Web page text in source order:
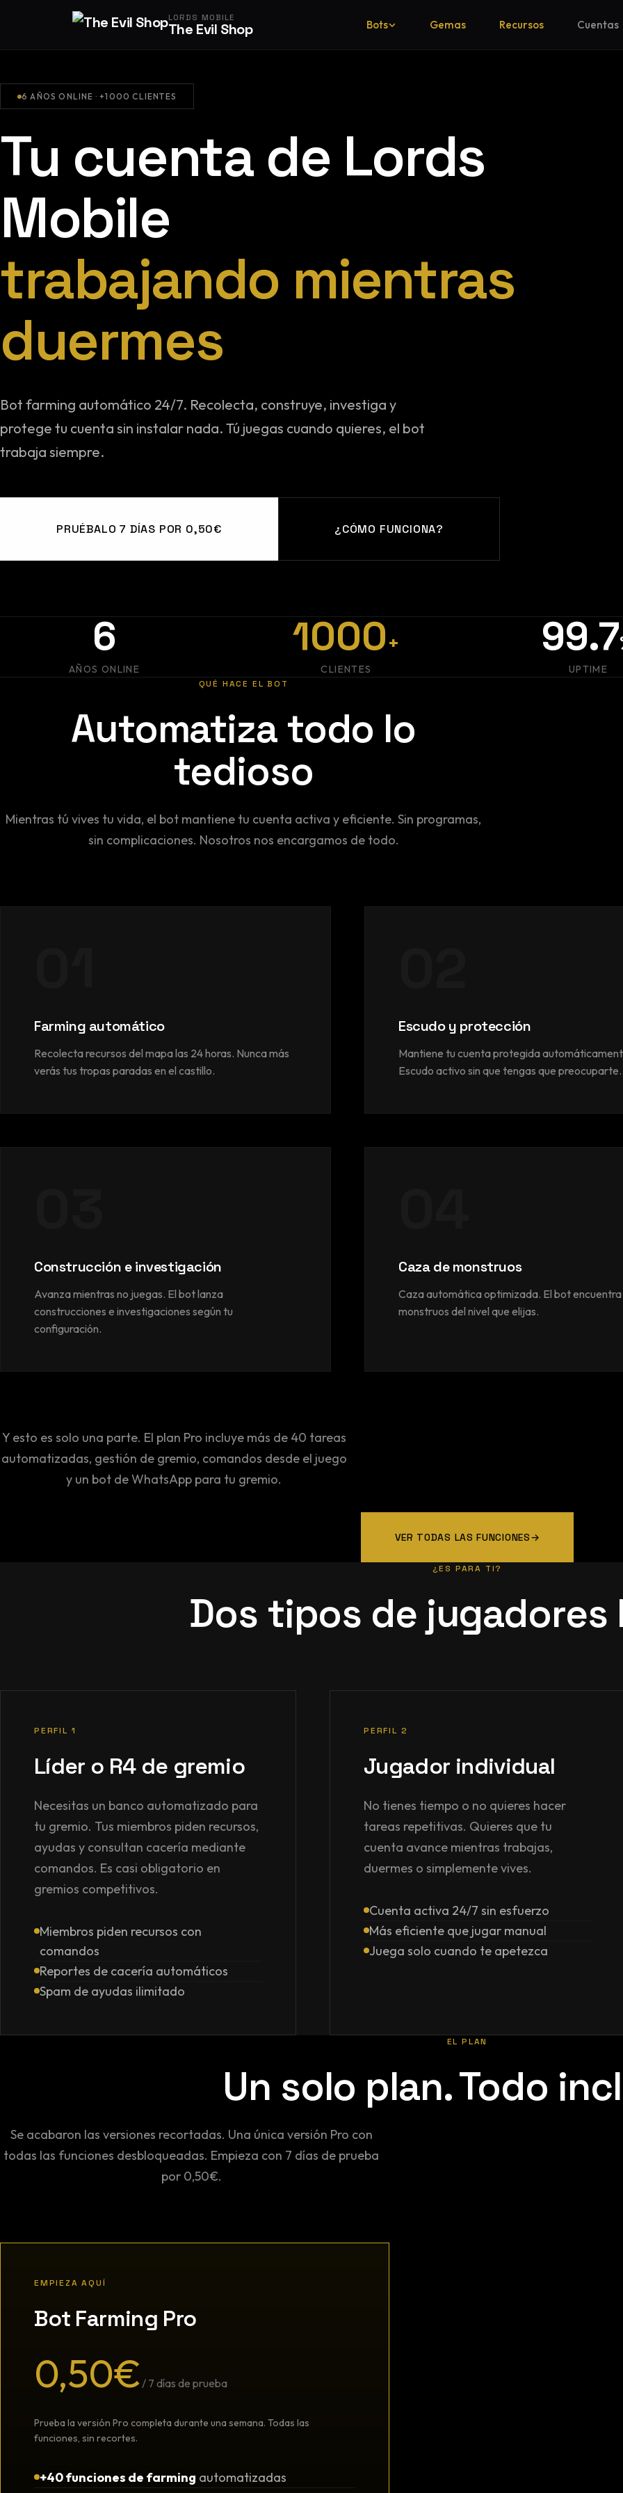
LORDS MOBILE
The Evil Shop Bots Gemas Recursos Cuentas
6 AÑOS ONLINE · +1000 CLIENTES
Tu cuenta de Lords
Mobile
trabajando mientras
duermes
Bot farming automático 24/7. Recolecta, construye, investiga y
protege tu cuenta sin instalar nada. Tú juegas cuando quieres, el bot
trabaja siempre.
PRUÉBALO 7 DÍAS POR 0,50€ ¿CÓMO FUNCIONA?
6
AÑOS ONLINE
1000+
CLIENTES
99.7
UPTIME
QUÉ HACE EL BOT
Automatiza todo lo
tedioso
Mientras tú vives tu vida, el bot mantiene tu cuenta activa y eficiente. Sin programas,
sin complicaciones. Nosotros nos encargamos de todo.
Farming automático
Recolecta recursos del mapa las 24 horas. Nunca más
verás tus tropas paradas en el castillo.
Escudo y protección
Mantiene tu cuenta protegida
Escudo activo sin que tengas que preocuparte.
Construcción e investigación
Avanza mientras no juegas. El bot lanza
construcciones e investigaciones según tu
configuración.
Caza de monstruos
Caza automática optimizada. El bot
monstruos del nivel que elijas.
Y esto es solo una parte. El plan Pro incluye más de 40 tareas
automatizadas, gestión de gremio, comandos desde el juego
y un bot de WhatsApp para tu gremio.
VER TODAS LAS FUNCIONES→
¿ES PARA TI?
Dos tipos de jugadores
PERFIL 1
Líder o R4 de gremio
Necesitas un banco automatizado para
tu gremio. Tus miembros piden recursos,
ayudas y consultan cacería mediante
comandos. Es casi obligatorio en
gremios competitivos.
Miembros piden recursos con
comandos
Reportes de cacería automáticos
Spam de ayudas ilimitado
PERFIL 2
Jugador individual
No tienes tiempo o no quieres hacer
tareas repetitivas. Quieres que tu
cuenta avance mientras trabajas,
duermes o simplemente vives.
Cuenta activa 24/7 sin esfuerzo
Más eficiente que jugar manual
Juega solo cuando te apetezca
EL PLAN
Un solo plan. Todo
Se acabaron las versiones recortadas. Una única versión Pro con
todas las funciones desbloqueadas. Empieza con 7 días de prueba
por 0,50€.
EMPIEZA AQUÍ
Bot Farming Pro
0,50€/ 7 días de prueba
Prueba la versión Pro completa durante una semana. Todas las
funciones, sin recortes.
+40 funciones de farming automatizadas